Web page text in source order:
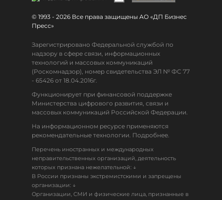
© 1993 - 2026 Все права защищены АО «ДП Бизнес
Пресс»
Зарегистрировано Федеральной службой по
надзору в сфере связи, информационных
технологий и массовых коммуникаций
(Роскомнадзор), номер свидетельства ЭЛ № ФС 77
- 65426 от 18.04.2016г.
Функционирует при финансовой поддержке
Министерства цифрового развития, связи и
массовых коммуникаций Российской Федерации.
На информационном ресурсе применяются
рекомендательные технологии. Подробнее.
Перечень иностранных и международных
неправительственных организаций, деятельность
которых признана нежелательной: ↓
В России признаны экстремистскими и запрещены
организации: ↓
Организации, СМИ и физические лица, признанные в